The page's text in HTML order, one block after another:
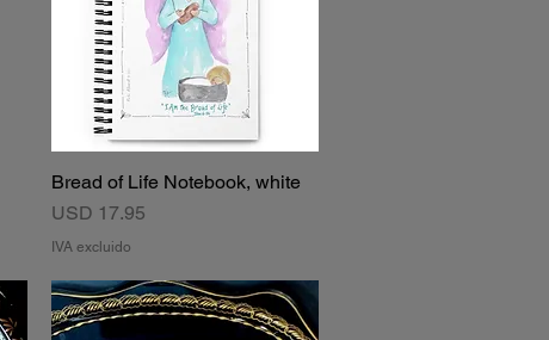
Vista rápida
Bread of Life Notebook, white
Precio
USD 17.95
IVA excluido